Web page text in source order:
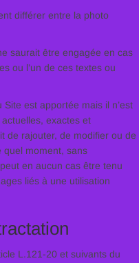
différer entre la photo
saurait être engagée en cas
ou l’un de ces textes ou
est apportée mais il n’est
exactes et
de rajouter, de modifier ou de
quel moment, sans
en aucun cas être tenu
liés à une utilisation
L.121-20 et suivants du